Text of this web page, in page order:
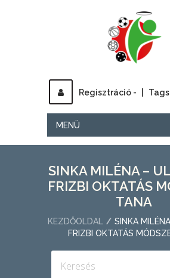
Regisztráció -
MENÜ
SINKA MILÉNA –
FRIZBI OKTATÁS
TANA
KEZDŐOLDAL
SINKA
FRIZBI OKTATÁS